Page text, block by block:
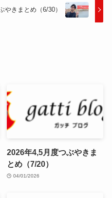
やきまとめ（6/30）
2026年4,5月度つぶやきま
とめ（7/20）
04/01/2026